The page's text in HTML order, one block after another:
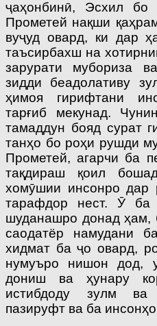
ҷаҳонбинӣ, Эсхил бо
Прометей нақши
вуҷуд овард, ки дар
таъсирбахш на
зарурати мубориза
зидди беадолативу
ҳимоя гирифтани
тарғиб мекунад.
тамаддун бояд сурат
танҳо бо роҳи рушди
Прометей, агарчи ба
тақдираш қоил
хомӯшии инсонро дар
тарафдор нест. Ӯ ба
шуданашро донад ҳам,
саодатёр намудани
хидмат ба ҷо овард,
нумуъро нишон дод,
дониш ва ҳунару
истибдоду зулм ва
пазируфт ва ба